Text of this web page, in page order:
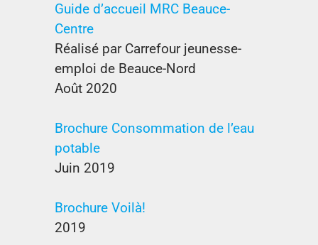
Guide d’accueil MRC Beauce-
Centre
Réalisé par Carrefour jeunesse-
emploi de Beauce-Nord
Août 2020
Brochure Consommation de l’eau
potable
Juin 2019
Brochure Voilà!
2019